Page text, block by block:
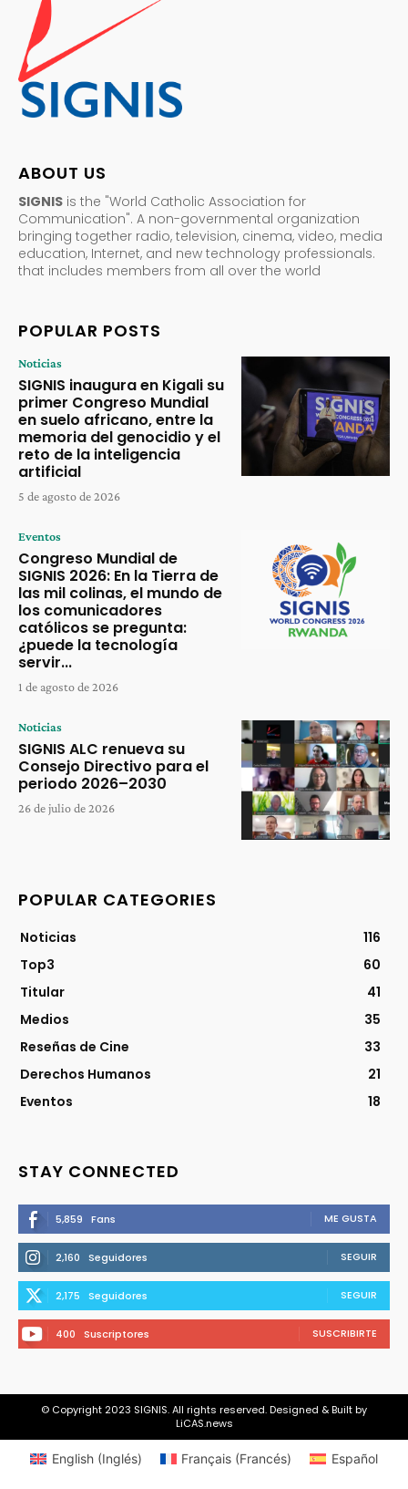
ABOUT US
SIGNIS is the "World Catholic Association for
Communication". A non-governmental organization
bringing together radio, television, cinema, video, media
education, Internet, and new technology professionals.
that includes members from all over the world
POPULAR POSTS
Noticias
SIGNIS inaugura en Kigali su
primer Congreso Mundial
en suelo africano, entre la
memoria del genocidio y el
reto de la inteligencia
artificial
5 de agosto de 2026
Eventos
Congreso Mundial de
SIGNIS 2026: En la Tierra de
las mil colinas, el mundo de
los comunicadores
católicos se pregunta:
¿puede la tecnología
servir...
1 de agosto de 2026
Noticias
SIGNIS ALC renueva su
Consejo Directivo para el
periodo 2026–2030
26 de julio de 2026
POPULAR CATEGORIES
Noticias
116
Top3
60
Titular
41
Medios
35
Reseñas de Cine
33
Derechos Humanos
21
Eventos
18
STAY CONNECTED
5,859 Fans ME GUSTA
2,160 Seguidores SEGUIR
2,175 Seguidores SEGUIR
400 Suscriptores SUSCRIBIRTE
© Copyright 2023 SIGNIS. All rights reserved. Designed & Built by
LiCAS.news
English(Inglés) Français (Francés) Español